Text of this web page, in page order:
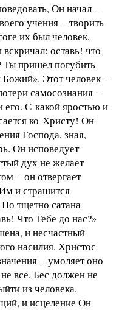
Он начал –
учения – творить
их был человек,
оставь! что
Ты пришел погубить
Этот человек –
самосознания –
его. С какой яростью и
ко Христу! Он
Господа, зная,
Он исповедует
дух не желает
– он отвергает
и страшится
тщетно сатана
Что Тебе до нас?»
и несчастный
насилия. Христос
– умоляет оно
все. Бес должен не
из человека.
и исцеление Он